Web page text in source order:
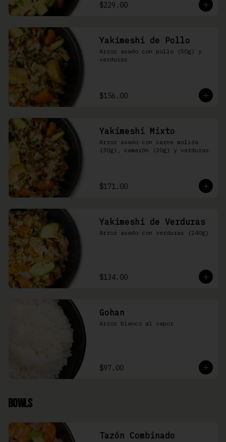
$229.00
Yakimeshi de Pollo
Arroz asado con pollo (50g) y
verduras
$156.00
Yakimeshi Mixto
Arroz asado con carne molida
(30g), camarón (20g) y verduras
$171.00
Yakimeshi de Verduras
Arroz asado con verduras (240g)
$134.00
Gohan
Arroz blanco al vapor
$97.00
Bowls
Tazón Combinado